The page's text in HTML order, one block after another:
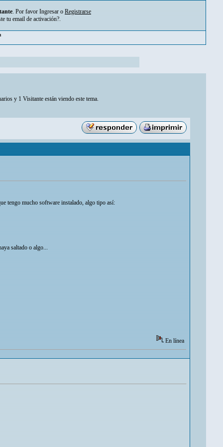
. Por favor Ingresar o Registrarse
tu email de activación?.
y 1 Visitante están viendo este tema.
tengo mucho software instalado, algo tipo así:
saltado o algo...
En línea